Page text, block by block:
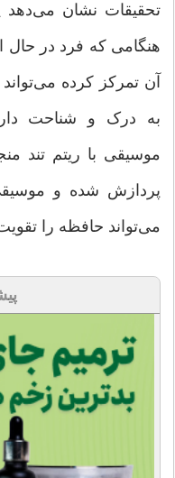
تحقیقات نشان می‌دهد
هنگامی که فرد در حال
آن تمرکز کرده می‌تواند
به درک و شناحت دارد
موسیقی با ریتم تند
پردازش شده و
می‌تواند حافظه را